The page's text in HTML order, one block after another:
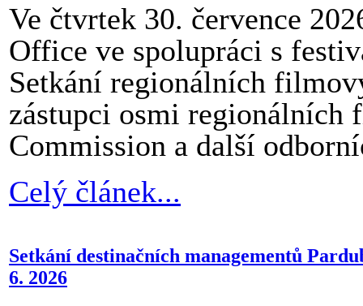
Ve čtvrtek 30. července
Office ve spolupráci s
Setkání regionálních
zástupci osmi
Commission a další
Celý článek...
Setkání destinačních managementů
6. 2026